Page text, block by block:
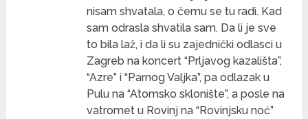
nisam shvatala, o čemu se tu radi. Kad
sam odrasla shvatila sam. Da li je sve
to bila laž, i da li su zajednički odlasci u
Zagreb na koncert “Prljavog kazališta”,
“Azre” i “Parnog Valjka”, pa odlazak u
Pulu na “Atomsko sklonište”, a posle na
vatromet u Rovinj na “Rovinjsku noć”